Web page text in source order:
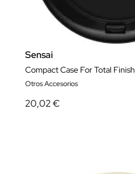
Sensai
Compact Case For Total Finish
Otros Accesorios
20,02 €